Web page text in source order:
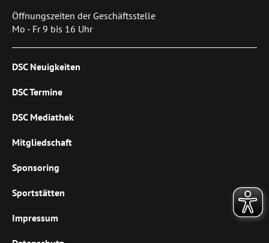
Öffnungszeiten der Geschäftsstelle
Mo - Fr 9 bis 16 Uhr
DSC Neuigkeiten
DSC Termine
DSC Mediathek
Mitgliedschaft
Sponsoring
Sportstätten
Impressum